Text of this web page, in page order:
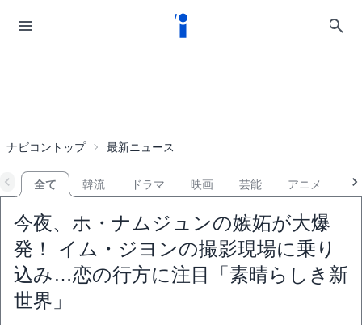
ナビコントップ 最新ニュース
全て 韓流 ドラマ 映画 芸能 アニメ
今夜、ホ・ナムジュンの嫉妬が大爆
発！ イム・ジヨンの撮影現場に乗り
込み…恋の行方に注目「素晴らしき新
世界」